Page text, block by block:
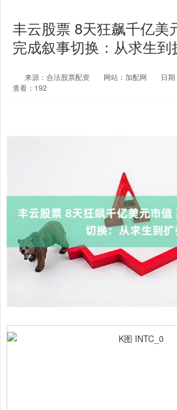
丰云股票 8天狂飙千亿美
完成叙事切换：从求生到
来源：合法股票配资 网站：加配网
日
查看：192